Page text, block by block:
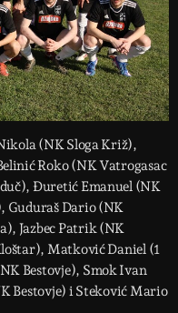
(NK Sloga Križ),
Roko (NK Vatrogasac
Đuretić Emanuel (NK
Guduraš Dario (NK
Jazbec Patrik (NK
Matković Daniel (1
Bestovje), Smok Ivan
Bestovje) i Steković Mario